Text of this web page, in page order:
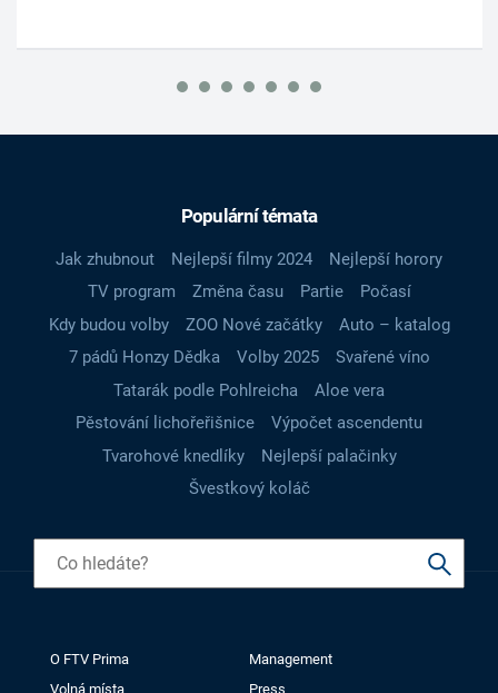
Populární témata
Jak zhubnout Nejlepší filmy 2024
Nejlepší horory
TV program
Změna času Partie
Počasí
Kdy budou volby
ZOO Nové začátky
Auto – katalog
7 pádů Honzy Dědka
Volby 2025
Svařené víno
Tatarák podle Pohlreicha
Aloe vera
Pěstování lichořeřišnice
Výpočet ascendentu
Tvarohové knedlíky
Nejlepší palačinky
Švestkový koláč
O FTV Prima
Management
Volná místa
Press